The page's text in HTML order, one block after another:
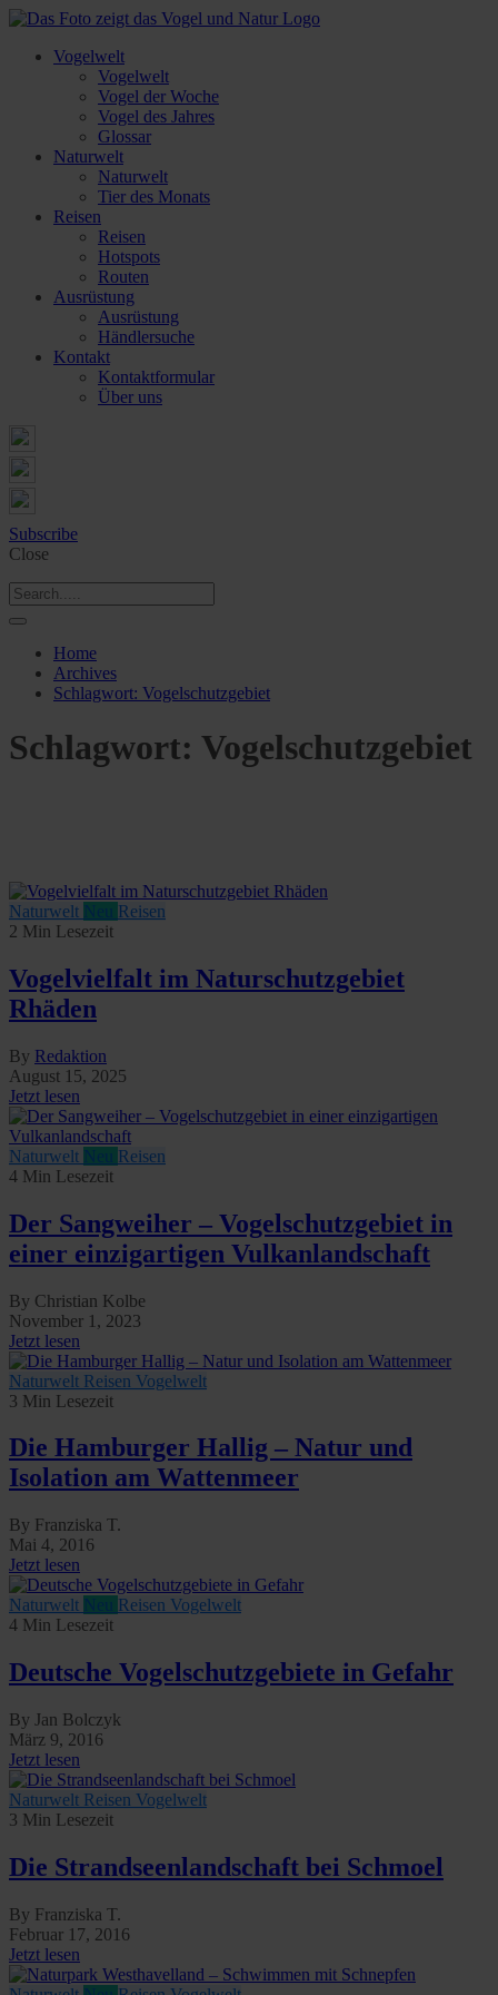
Vogelwelt
Vogelwelt
Vogel der Woche
Vogel des Jahres
Glossar
Naturwelt
Naturwelt
Tier des Monats
Reisen
Reisen
Hotspots
Routen
Ausrüstung
Ausrüstung
Händlersuche
Kontakt
Kontaktformular
Über uns
Subscribe
Close
Home
Archives
Schlagwort: Vogelschutzgebiet
Schlagwort: Vogelschutzgebiet
Naturwelt
Reisen
2 Min Lesezeit
Vogelvielfalt im Naturschutzgebiet
Rhäden
By Redaktion
August 15, 2025
Jetzt lesen
Naturwelt
Reisen
4 Min Lesezeit
Der Sangweiher – Vogelschutzgebiet in
einer einzigartigen Vulkanlandschaft
By Christian Kolbe
November 1, 2023
Jetzt lesen
Naturwelt Reisen Vogelwelt
3 Min Lesezeit
Die Hamburger Hallig – Natur und
Isolation am Wattenmeer
By Franziska T.
Mai 4, 2016
Jetzt lesen
Naturwelt Reisen Vogelwelt
4 Min Lesezeit
Deutsche Vogelschutzgebiete in Gefahr
By Jan Bolczyk
März 9, 2016
Jetzt lesen
Naturwelt Reisen Vogelwelt
3 Min Lesezeit
Die Strandseenlandschaft bei Schmoel
By Franziska T.
Februar 17, 2016
Jetzt lesen